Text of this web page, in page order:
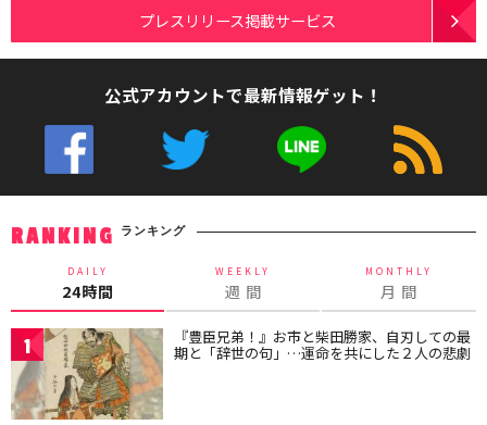
プレスリリース掲載サービス
公式アカウントで最新情報ゲット！
RANKING ランキング
DAILY
24時間
WEEKLY
週 間
MONTHLY
月 間
1 『豊臣兄弟！』お市と柴田勝家、自刃しての最
期と「辞世の句」…運命を共にした２人の悲劇